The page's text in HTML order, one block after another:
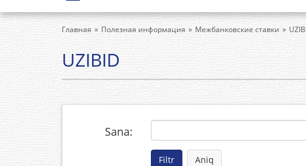
Главная Полезная информация Межбанковские ставки
UZIBID
Sana: